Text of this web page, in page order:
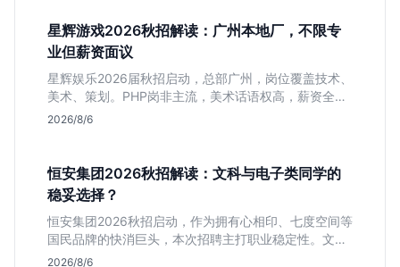
星辉游戏2026秋招解读：广州本地厂，不限专
业但薪资面议
星辉娱乐2026届秋招启动，总部广州，岗位覆盖技术、
美术、策划。PHP岗非主流，美术话语权高，薪资全面
面议。适合想接触项目全流程的应届生，追求大厂光环
2026/8/6
恒安集团2026秋招解读：文科与电子类同学的
稳妥选择？
恒安集团2026秋招启动，作为拥有心相印、七度空间等
国民品牌的快消巨头，本次招聘主打职业稳定性。文章
深度解析管培生项目，明确文商科主攻品牌营销、理工
2026/8/6